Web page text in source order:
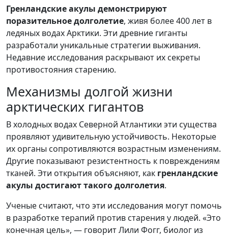
Гренландские акулы демонстрируют
поразительное долголетие, живя более 400 лет в
ледяных водах Арктики. Эти древние гиганты
разработали уникальные стратегии выживания.
Недавние исследования раскрывают их секреты
противостояния старению.
Механизмы долгой жизни
арктических гигантов
В холодных водах Северной Атлантики эти существа
проявляют удивительную устойчивость. Некоторые
их органы сопротивляются возрастным изменениям.
Другие показывают резистентность к повреждениям
тканей. Эти открытия объясняют, как гренландские
акулы достигают такого долголетия.
Ученые считают, что эти исследования могут помочь
в разработке терапий против старения у людей. «Это
конечная цель», — говорит Лили Фогг, биолог из